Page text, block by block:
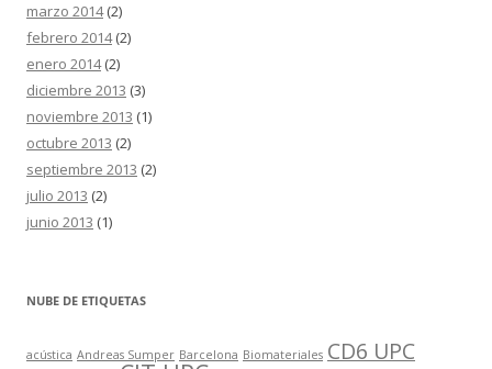
marzo 2014(2)
febrero 2014(2)
enero 2014(2)
diciembre 2013 (3)
noviembre 2013 (1)
octubre 2013 (2)
septiembre 2013 (2)
julio 2013 (2)
junio 2013 (1)
NUBE DE ETIQUETAS
acústica Andreas Sumper Barcelona Biomateriales CD6 UPC